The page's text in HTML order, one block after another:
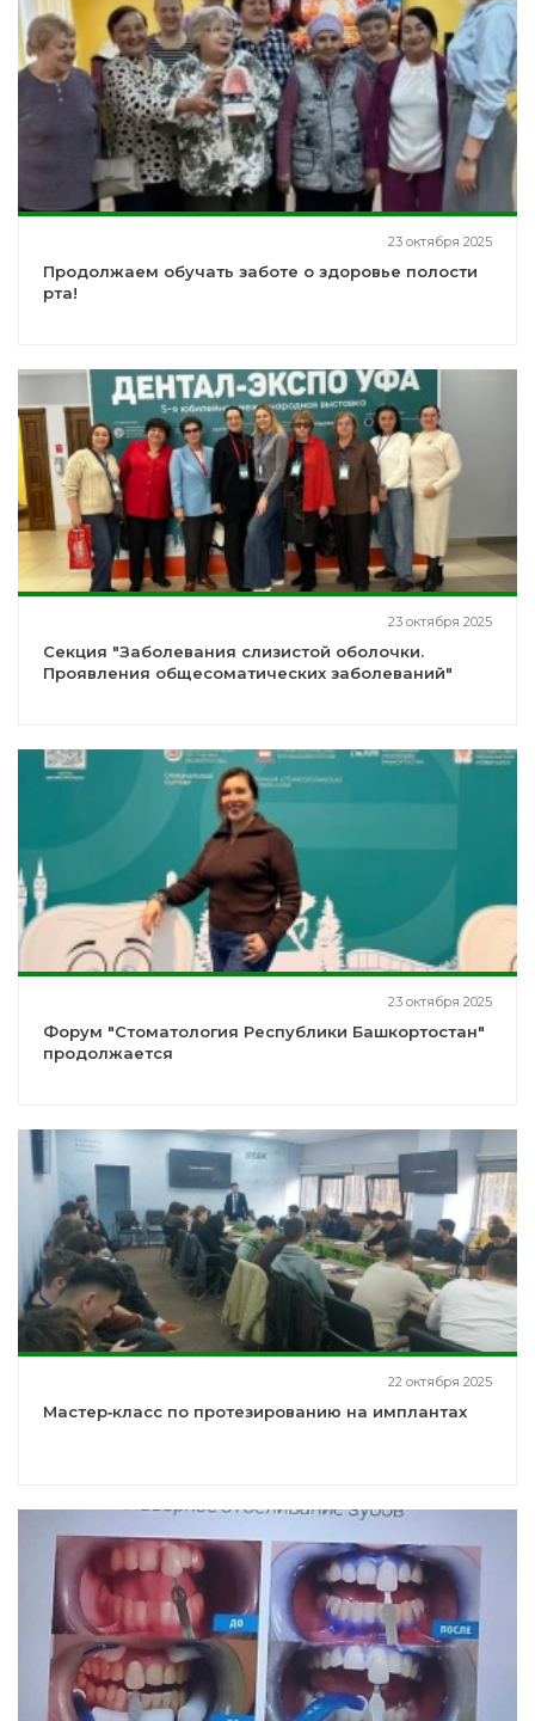
23 октября 2025
Продолжаем обучать заботе о здоровье полости
рта!
23 октября 2025
Секция "Заболевания слизистой оболочки.
Проявления общесоматических заболеваний"
23 октября 2025
Форум "Стоматология Республики Башкортостан"
продолжается
22 октября 2025
Мастер‑класс по протезированию на имплантах